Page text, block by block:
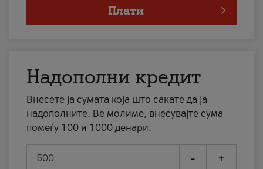
Плати
Надополни кредит
Внесете ја сумата која што сакате да ја
надополните. Ве молиме, внесувајте сума
помеѓу 100 и 1000 денари.
- +